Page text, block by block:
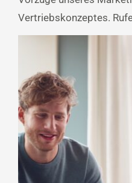
Vertriebskonzeptes.